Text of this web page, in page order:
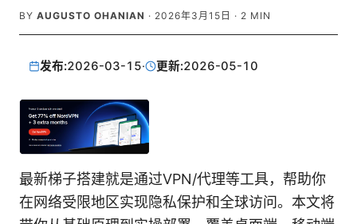
BY AUGUSTO OHANIAN · 2026年3月15日 · 2 MIN
发布:2026-03-15· 更新:2026-05-10
最新梯子搭建就是通过VPN/代理等工具，帮助你
在网络受限地区实现隐私保护和全球访问。本文将